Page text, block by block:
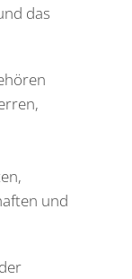
das
und